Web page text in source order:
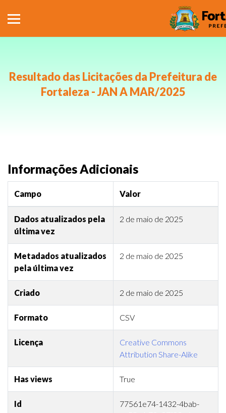
Resultado das Licitações da Prefeitura de
Fortaleza - JAN A MAR/2025
Informações Adicionais
Campo Valor
Dados atualizados pela
última vez
2 de maio de 2025
Metadados atualizados
pela última vez
2 de maio de 2025
Criado 2 de maio de 2025
Formato CSV
Licença
Creative Commons
Attribution Share-Alike
Has views True
Id
77561e74-1432-4bab-